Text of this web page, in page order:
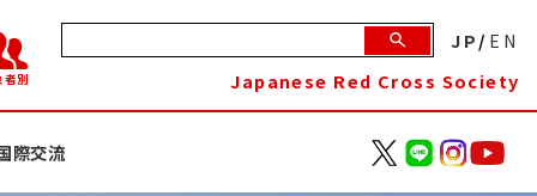
者別
JP/ EN
Japanese Red Cross Society
際交流